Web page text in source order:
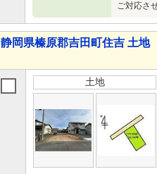
ご対応さ
静岡県榛原郡吉田町住吉 土地
土地